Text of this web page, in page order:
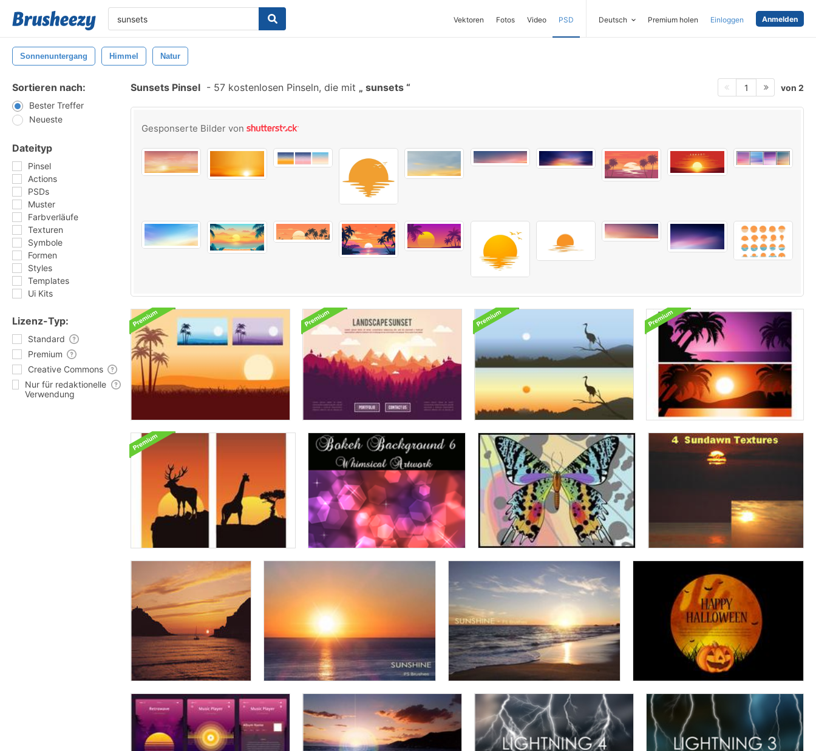
Vektoren Fotos Video PSD Deutsch Premium holen Einloggen Anmelden
Sonnenuntergang Himmel Natur
Sortieren nach:
Bester Treffer
Neueste
Dateityp
Pinsel
Actions
PSDs
Muster
Farbverläufe
Texturen
Symbole
Formen
Styles
Templates
Ui Kits
Lizenz-Typ:
Standard
Premium
Creative Commons
Nur für redaktionelle
Verwendung
Sunsets Pinsel - 57 kostenlosen Pinseln, die mit sunsets 1 von 2
Gesponserte Bilder von